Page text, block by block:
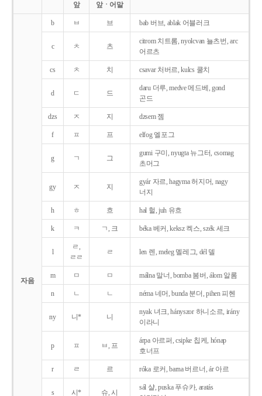
앞
앞ㆍ어말
자음
b ㅂ 브 bab 버브, ablak 어블러크
c ㅊ 츠
citrom 치트롬, nyolcvan 뇰츠번, arc
어르츠
cs ㅊ 치 csavar 처버르, kulcs 쿨치
d ㄷ 드
daru 더루, medve 메드베, gond
곤드
dzs ㅈ 지 dzsem 젬
f ㅍ 프 elfog 엘포그
g ㄱ 그
gumi 구미, nyugta 뉴그터, csomag
초머그
gy ㅈ 지
gyár 자르, hagyma 허지머, nagy
너지
h ㅎ 흐 hal 헐, juh 유흐
k ㅋ ㄱ, 크 béka 베커, keksz 켁스, szék 세크
l
ㄹ,
ㄹㄹ
ㄹ len 렌, meleg 멜레그, dél 델
m ㅁ ㅁ málna 말너, bomba 봄버, álom 알롬
n ㄴ ㄴ néma 네머, bunda 분더, pihen 피헨
ny 니* 니
nyak 녀크, hányszor 하니소르, irány
이라니
p ㅍ ㅂ, 프
árpa 아르퍼, csipke 칩케, hónap
호너프
r ㄹ 르 róka 로커, barna 버르너, ár 아르
s 시* 슈, 시
sál 샬, puska 푸슈카, aratás